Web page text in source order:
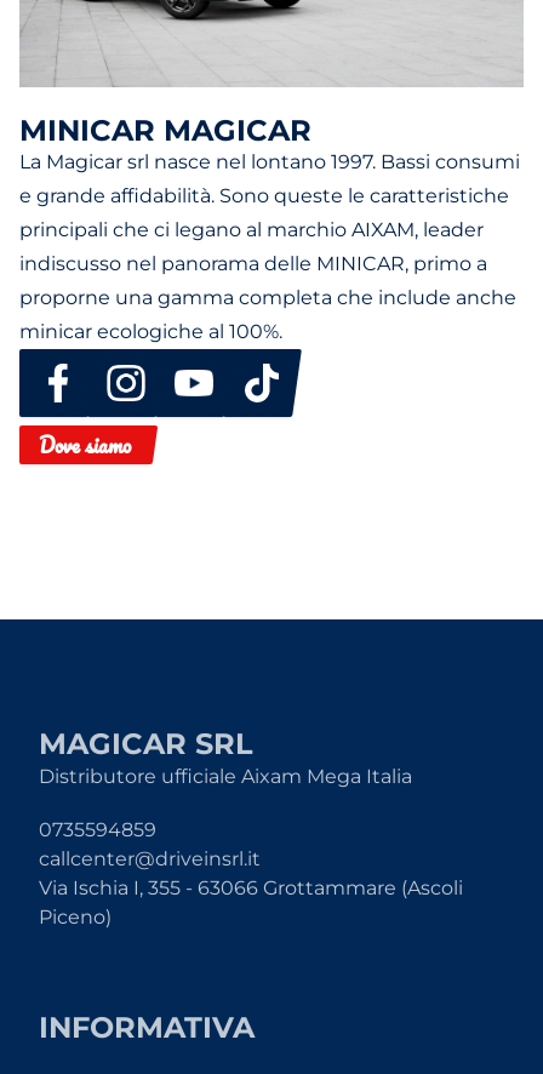
MINICAR MAGICAR
La Magicar srl nasce nel lontano 1997. Bassi consumi
e grande affidabilità. Sono queste le caratteristiche
principali che ci legano al marchio AIXAM, leader
indiscusso nel panorama delle MINICAR, primo a
proporne una gamma completa che include anche
minicar ecologiche al 100%.
Dove siamo
MAGICAR SRL
Distributore ufficiale Aixam Mega Italia
0735594859
callcenter@driveinsrl.it
Via Ischia I, 355 - 63066 Grottammare (Ascoli
Piceno)
INFORMATIVA